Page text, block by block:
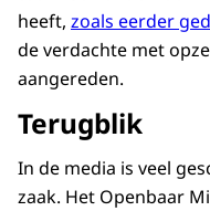
heeft, zoals eerder
de verdachte met
aangereden.
Terugblik
In de media is veel
zaak. Het Openbaar